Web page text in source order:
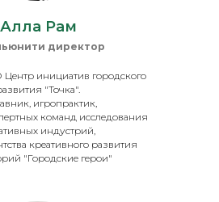
Алла Рам
директор
инициатив городского
"Точка".
игропрактик,
команд исследования
индустрий,
креативного развития
"Городские герои"